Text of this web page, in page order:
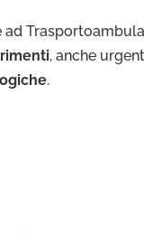
ad
, anche
.